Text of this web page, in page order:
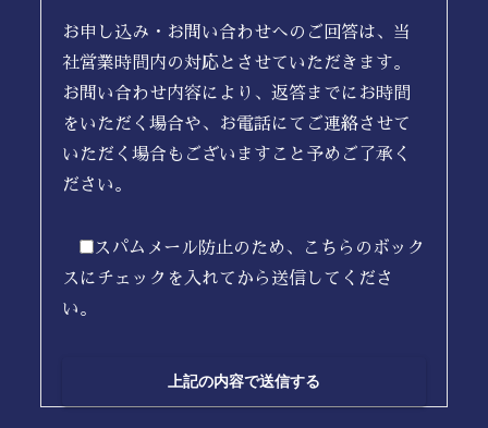
お申し込み・お問い合わせへのご回答は、当
社営業時間内の対応とさせていただきます。
お問い合わせ内容により、返答までにお時間
をいただく場合や、お電話にてご連絡させて
いただく場合もございますこと予めご了承く
ださい。
スパムメール防止のため、こちらのボック
スにチェックを入れてから送信してくださ
い。